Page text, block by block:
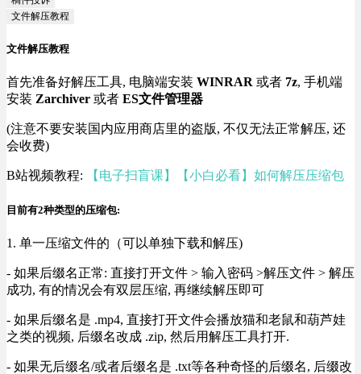
文件解压教程
文件解压教程
首先准备好解压工具, 电脑端安装 WINRAR 或者 7z, 手机端
安装 Zarchiver 或者 ES文件管理器
(注意不要安装国内应用商店里的盗版, 不仅无法正常解压, 还
会收费)
B站视频教程: 【电子扫盲课】【小白必看】如何解压压缩包
目前有2种类型的压缩包:
1. 单一压缩文件的（可以单独下载和解压)
- 如果后缀名正常: 直接打开文件 > 输入密码 >解压文件 > 解压
成功, 有的情况会有双层压缩, 再继续解压即可
- 如果后缀名是 .mp4, 直接打开文件会播放猫和老鼠和葫芦娃
之类的视频, 后缀名改成 .zip, 然后用解压工具打开.
- 如果无后缀名/或者后缀名是 .txt等各种奇怪的后缀名, 后缀改